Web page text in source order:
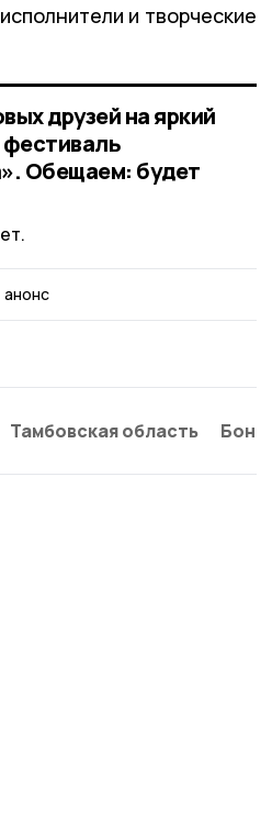
и творческие
друзей на яркий
Обещаем: будет
анонс
Тамбовская область